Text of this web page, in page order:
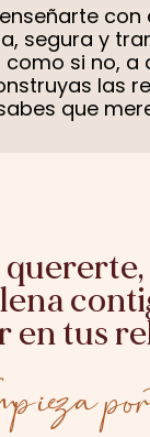
segura y
si no, a
las
que
en tus